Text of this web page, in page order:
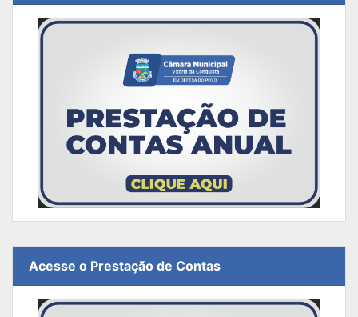
Acesse o Prestação de Contas